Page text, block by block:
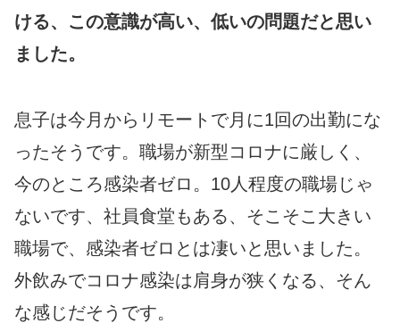
ける、この意識が高い、低いの問題だと思い
ました。
息子は今月からリモートで月に1回の出勤にな
ったそうです。職場が新型コロナに厳しく、
今のところ感染者ゼロ。10人程度の職場じゃ
ないです、社員食堂もある、そこそこ大きい
職場で、感染者ゼロとは凄いと思いました。
外飲みでコロナ感染は肩身が狭くなる、そん
な感じだそうです。